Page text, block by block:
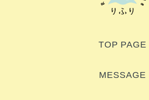
TOP PAGE
MESSAGE